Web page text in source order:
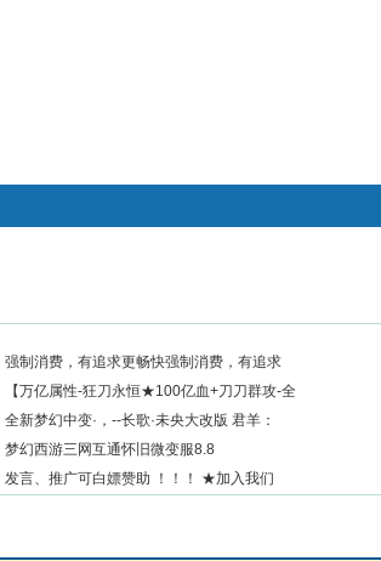
强制消费，有追求更畅快强制消费，有追求
【万亿属性-狂刀永恒★100亿血+刀刀群攻-全
全新梦幻中变·，--长歌·未央大改版 君羊：
梦幻西游三网互通怀旧微变服8.8
发言、推广可白嫖赞助 ！！！ ★加入我们